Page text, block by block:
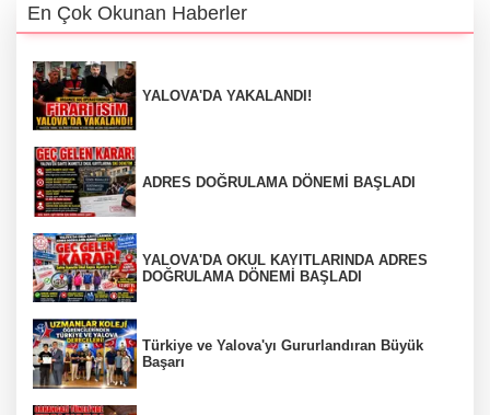
En Çok Okunan Haberler
YALOVA'DA YAKALANDI!
ADRES DOĞRULAMA DÖNEMİ BAŞLADI
YALOVA'DA OKUL KAYITLARINDA ADRES
DOĞRULAMA DÖNEMİ BAŞLADI
Türkiye ve Yalova'yı Gururlandıran Büyük
Başarı